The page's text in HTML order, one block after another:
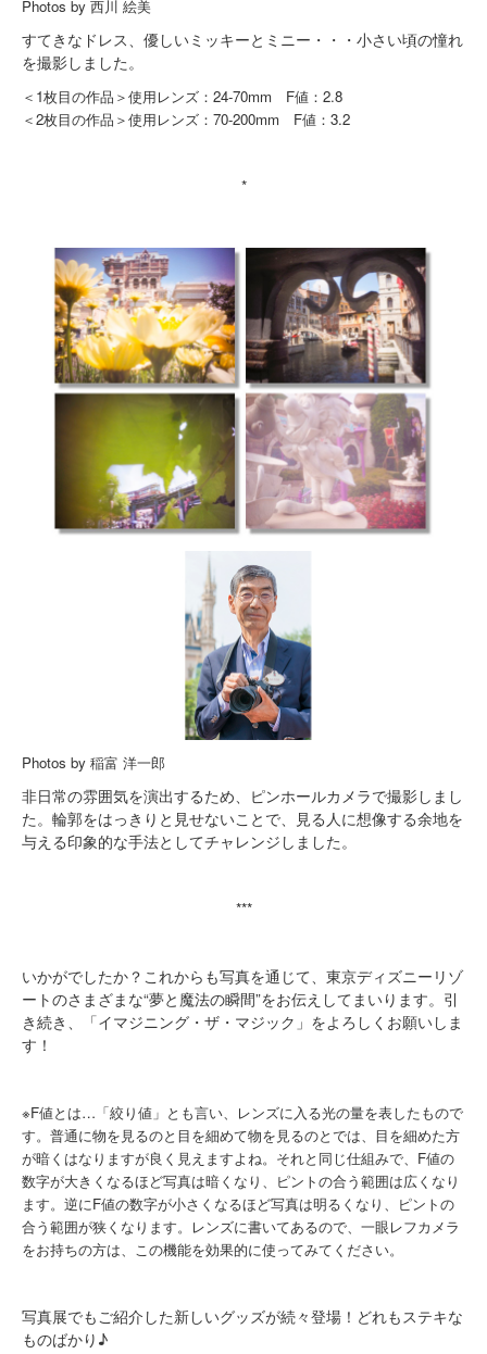
Photos by 西川 絵美
すてきなドレス、優しいミッキーとミニー・・・小さい頃の憧れ
を撮影しました。
＜1枚目の作品＞使用レンズ：24-70mm F値：2.8
＜2枚目の作品＞使用レンズ：70-200mm F値：3.2
*
Photos by 稲富 洋一郎
非日常の雰囲気を演出するため、ピンホールカメラで撮影しまし
た。輪郭をはっきりと見せないことで、見る人に想像する余地を
与える印象的な手法としてチャレンジしました。
***
いかがでしたか？これからも写真を通じて、東京ディズニーリゾ
ートのさまざまな“夢と魔法の瞬間”をお伝えしてまいります。引
き続き、「イマジニング・ザ・マジック」をよろしくお願いしま
す！
※F値とは…「絞り値」とも言い、レンズに入る光の量を表したもので
す。普通に物を見るのと目を細めて物を見るのとでは、目を細めた方
が暗くはなりますが良く見えますよね。それと同じ仕組みで、F値の
数字が大きくなるほど写真は暗くなり、ピントの合う範囲は広くなり
ます。逆にF値の数字が小さくなるほど写真は明るくなり、ピントの
合う範囲が狭くなります。レンズに書いてあるので、一眼レフカメラ
をお持ちの方は、この機能を効果的に使ってみてください。
写真展でもご紹介した新しいグッズが続々登場！どれもステキな
ものばかり♪